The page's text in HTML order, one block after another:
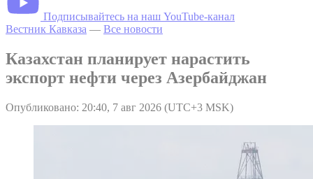
Подписывайтесь на наш YouTube-канал
Вестник Кавказа — Все новости
Казахстан планирует нарастить
экспорт нефти через Азербайджан
Опубликовано: 20:40, 7 авг 2026 (UTC+3 MSK)